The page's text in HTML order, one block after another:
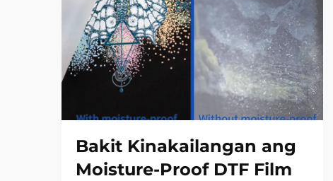
Bakit Kinakailangan ang
Moisture-Proof DTF Film